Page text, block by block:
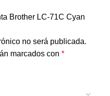
Brother LC-71C Cyan
no será publicada.
marcados con *